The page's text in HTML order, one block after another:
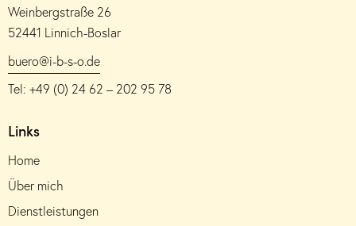
Weinbergstraße 26
52441 Linnich-Boslar
buero@i-b-s-o.de
Tel: +49 (0) 24 62 – 202 95 78
Links
Home
Über mich
Dienstleistungen